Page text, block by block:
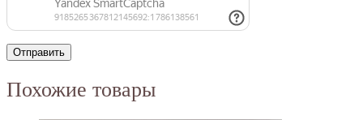
Похожие товары